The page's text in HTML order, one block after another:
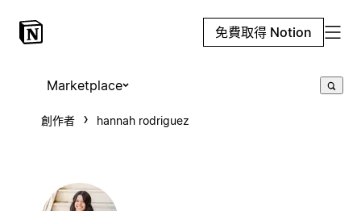
免費取得 Notion
Marketplace
創作者 hannah rodriguez